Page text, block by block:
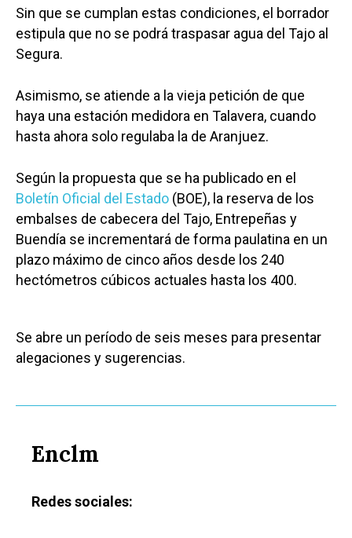
Sin que se cumplan estas condiciones, el borrador
estipula que no se podrá traspasar agua del Tajo al
Segura.
Asimismo, se atiende a la vieja petición de que
haya una estación medidora en Talavera, cuando
hasta ahora solo regulaba la de Aranjuez.
Según la propuesta que se ha publicado en el
Boletín Oficial del Estado (BOE), la reserva de los
embalses de cabecera del Tajo, Entrepeñas y
Buendía se incrementará de forma paulatina en un
plazo máximo de cinco años desde los 240
hectómetros cúbicos actuales hasta los 400.
Se abre un período de seis meses para presentar
alegaciones y sugerencias.
Enclm
Redes sociales: